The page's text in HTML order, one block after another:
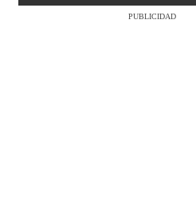
PUBLICIDAD